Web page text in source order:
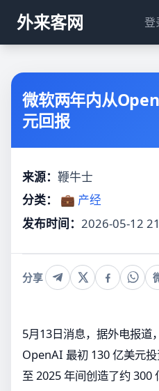
外来客网 登
微软两年内从
元回报
来源： 鞭牛士
分类：
💼 产经
发布时间： 2026-05-12
分享
5月13日消息，据外电报道
OpenAI 最初 130 亿美元
至 2025 年间创造了约 300